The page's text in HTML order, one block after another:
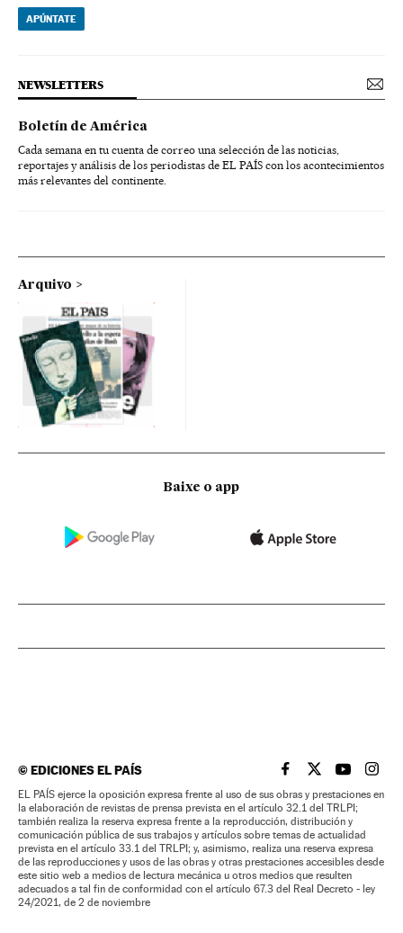
APÚNTATE
NEWSLETTERS
Boletín de América
Cada semana en tu cuenta de correo una selección de las noticias,
reportajes y análisis de los periodistas de EL PAÍS con los acontecimientos
más relevantes del continente.
Arquivo
Baixe o app
©EDICIONES EL PAÍS EL PAÍS BRASIL EN
EL PAÍSEL PAÍS
EL
EL PAÍS ejerce la oposición expresa frente al uso de sus obras y prestaciones en
la elaboración de revistas de prensa prevista en el artículo 32.1 del TRLPI;
también realiza la reserva expresa frente a la reproducción, distribución y
comunicación pública de sus trabajos y artículos sobre temas de actualidad
prevista en el artículo 33.1 del TRLPI; y, asimismo, realiza una reserva expresa
de las reproducciones y usos de las obras y otras prestaciones accesibles desde
este sitio web a medios de lectura mecánica u otros medios que resulten
adecuados a tal fin de conformidad con el artículo 67.3 del Real Decreto - ley
24/2021, de 2 de noviembre